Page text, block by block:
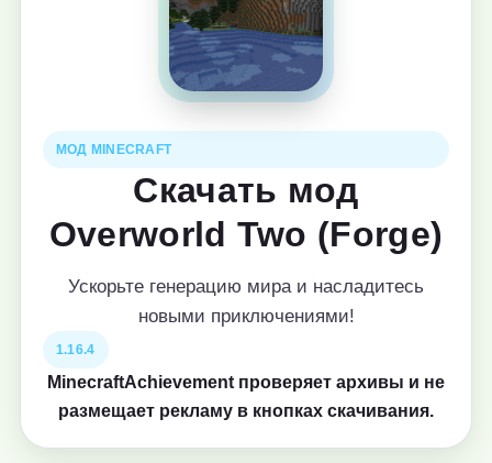
МОД MINECRAFT
Скачать мод
Overworld Two (Forge)
Ускорьте генерацию мира и насладитесь
новыми приключениями!
1.16.4
MinecraftAchievement проверяет архивы и не
размещает рекламу в кнопках скачивания.